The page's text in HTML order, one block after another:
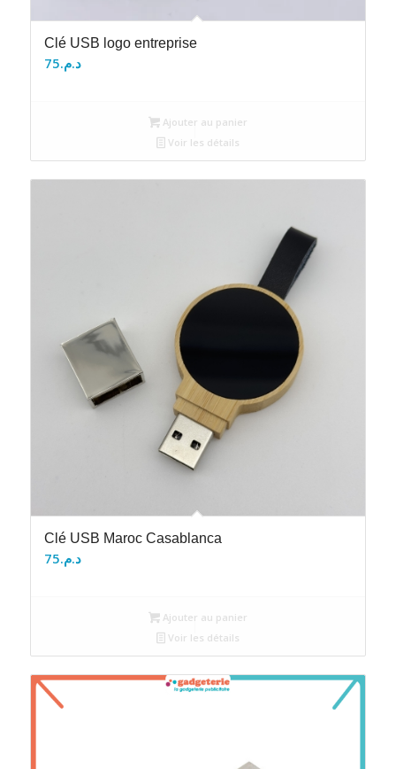
Clé USB logo entreprise
د.م.75
Ajouter au panier
Voir les détails
Clé USB Maroc Casablanca
د.م.75
Ajouter au panier
Voir les détails